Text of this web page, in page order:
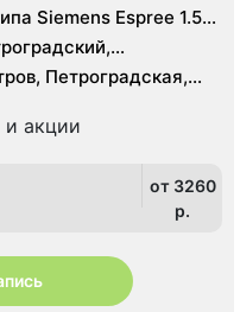
Siemens Espree 1.5
40 срезов
Петроградская,
и акции
от 3260
p.